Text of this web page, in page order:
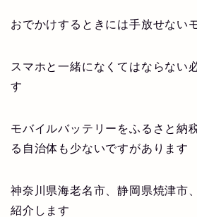
おでかけするときには手放せない
スマホと一緒になくてはならない
す
モバイルバッテリーをふるさと納
る自治体も少ないですがあります
神奈川県海老名市、静岡県焼津市
紹介します